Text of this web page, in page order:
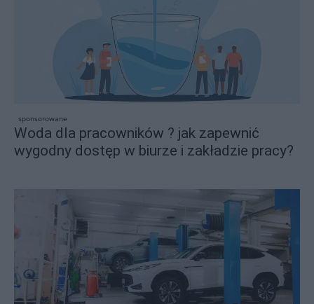
sponsorowane
Woda dla pracowników ? jak zapewnić
wygodny dostęp w biurze i zakładzie pracy?